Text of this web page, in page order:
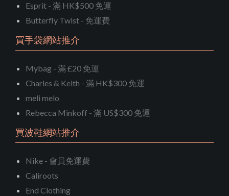
Esprit - 滿 HK$500 免運
Butterfly Twist - 免運費
買手袋網站推介
Mybag - 滿 £20 免運
Charles & Keith - 滿 HK$300 免運
meli melo
Rebecca Minkoff - 滿 US$300 免運
買波鞋網站推介
Nike - 會員免運費
Caliroots
End Clothing